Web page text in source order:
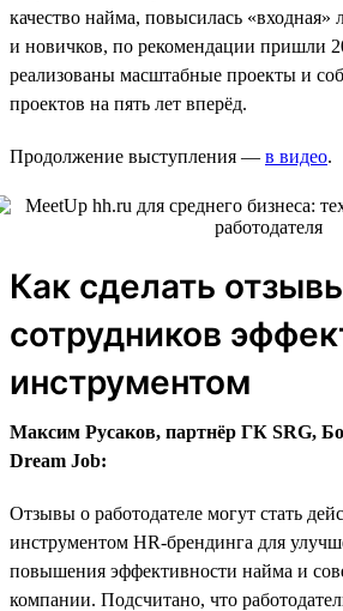
качество найма, повысилась «входная»
и новичков, по рекомендации пришли
реализованы масштабные проекты и
проектов на пять лет вперёд.
Продолжение выступления — в видео.
Как сделать
сотрудников
инструментом
Максим Русаков, партнёр ГК SRG,
Dream Job:
Отзывы о работодателе могут стать
инструментом HR-брендинга для
повышения эффективности найма и
компании. Подсчитано, что